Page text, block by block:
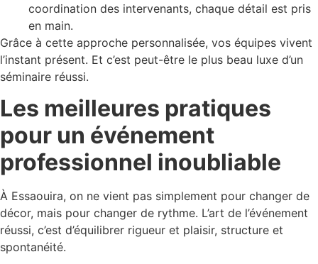
coordination des intervenants, chaque détail est pris
en main.
Grâce à cette approche personnalisée, vos équipes vivent
l’instant présent. Et c’est peut-être le plus beau luxe d’un
séminaire réussi.
Les meilleures pratiques
pour un événement
professionnel inoubliable
À Essaouira, on ne vient pas simplement pour changer de
décor, mais pour changer de rythme. L’art de l’événement
réussi, c’est d’équilibrer rigueur et plaisir, structure et
spontanéité.